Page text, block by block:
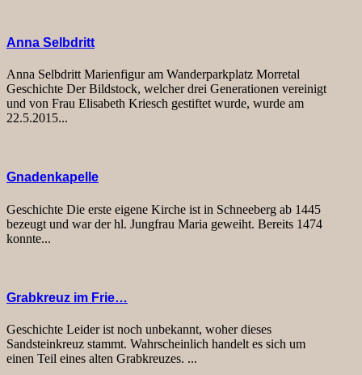
Anna Selbdritt
Anna Selbdritt Marienfigur am Wanderparkplatz Morretal
Geschichte Der Bildstock, welcher drei Generationen vereinigt
und von Frau Elisabeth Kriesch gestiftet wurde, wurde am
22.5.2015...
Gnadenkapelle
Geschichte Die erste eigene Kirche ist in Schneeberg ab 1445
bezeugt und war der hl. Jungfrau Maria geweiht. Bereits 1474
konnte...
Grabkreuz im Frie…
Geschichte Leider ist noch unbekannt, woher dieses
Sandsteinkreuz stammt. Wahrscheinlich handelt es sich um
einen Teil eines alten Grabkreuzes. ...